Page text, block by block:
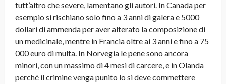
tutt’altro che severe, lamentano gli autori. In Canada per
esempio si rischiano solo fino a 3 anni di galera e 5000
dollari di ammenda per aver alterato la composizione di
un medicinale, mentre in Francia oltre ai 3 anni e fino a 75
000 euro di multa. In Norvegia le pene sono ancora
minori, con un massimo di 4 mesi di carcere, e in Olanda
perché il crimine venga punito lo si deve commettere